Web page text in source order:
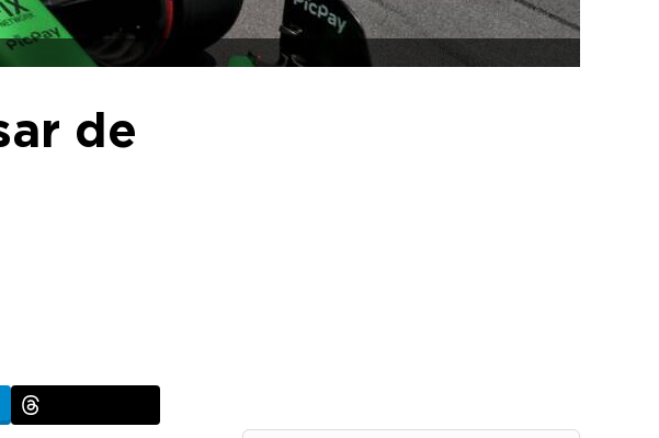
de